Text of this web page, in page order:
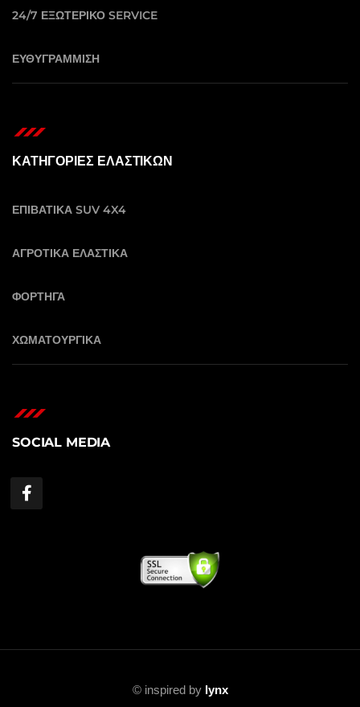
24/7 ΕΞΩΤΕΡΙΚΟ SERVICE
ΕΥΘΥΓΡΑΜΜΙΣΗ
ΚΑΤΗΓΟΡΙΕΣ ΕΛΑΣΤΙΚΩΝ
ΕΠΙΒΑΤΙΚΑ SUV 4X4
ΑΓΡΟΤΙΚΑ ΕΛΑΣΤΙΚΑ
ΦΟΡΤΗΓΑ
ΧΩΜΑΤΟΥΡΓΙΚΑ
SOCIAL MEDIA
© inspired by lynx